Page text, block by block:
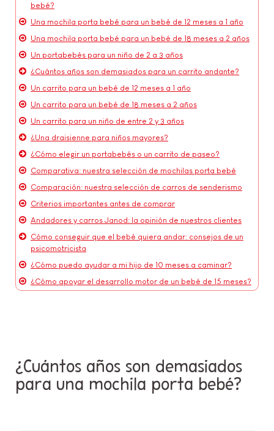
bebé?
Una mochila porta bebé para un bebé de 12 meses a 1 año
Una mochila porta bebé para un bebé de 18 meses a 2 años
Un portabebés para un niño de 2 a 3 años
¿Cuántos años son demasiados para un carrito andante?
Un carrito para un bebé de 12 meses a 1 año
Un carrito para un bebé de 18 meses a 2 años
Un carrito para un niño de entre 2 y 3 años
¿Una draisienne para niños mayores?
¿Cómo elegir un portabebés o un carrito de paseo?
Comparativa: nuestra selección de mochilas porta bebé
Comparación: nuestra selección de carros de senderismo
Criterios importantes antes de comprar
Andadores y carros Janod: la opinión de nuestros clientes
Cómo conseguir que el bebé quiera andar: consejos de un
psicomotricista
¿Cómo puedo ayudar a mi hijo de 10 meses a caminar?
¿Cómo apoyar el desarrollo motor de un bebé de 15 meses?
¿Cuántos años son demasiados
para una mochila porta bebé?